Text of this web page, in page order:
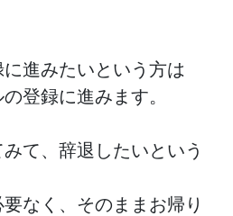
進みたいという方は
登録に進みます。
て、辞退したいという
なく、そのままお帰り